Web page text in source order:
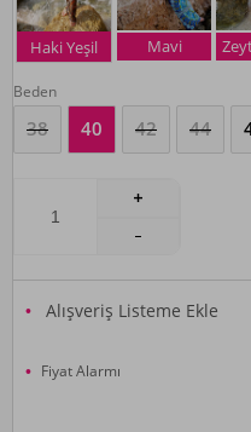
Haki Yeşil Mavi
Beden
38 40 42 44
Alışveriş Listeme Ekle
Fiyat Alarmı